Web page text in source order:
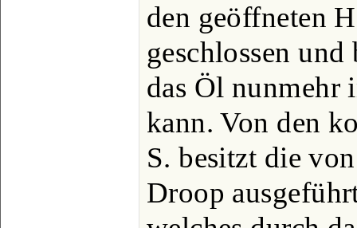
den geöffneten
geschlossen
das Öl nunmehr
kann. Von den
S. besitzt die
Droop